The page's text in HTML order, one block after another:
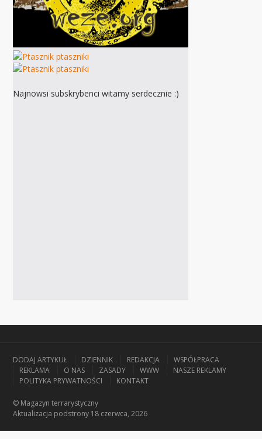
Najnowsi subskrybenci witamy serdecznie :)
DODAJ ARTYKUŁ DZIENNIK REDAKCJA
WSPÓŁPRACA
REKLAMA
O NAS ZASADY WWW
NASZE REKLAMY
POLITYKA PRYWATNOŚCI
KONTAKT
© Magazyn terrarystyczny
Aktualizacja podstrony 18 czerwca, 2026